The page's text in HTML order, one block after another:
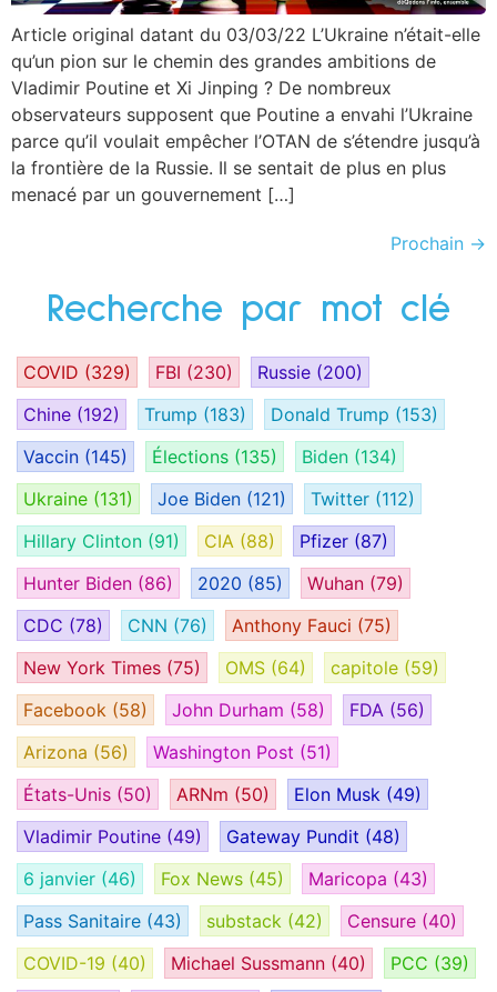
Article original datant du 03/03/22 L’Ukraine n’était-elle
qu’un pion sur le chemin des grandes ambitions de
Vladimir Poutine et Xi Jinping ? De nombreux
observateurs supposent que Poutine a envahi l’Ukraine
parce qu’il voulait empêcher l’OTAN de s’étendre jusqu’à
la frontière de la Russie. Il se sentait de plus en plus
menacé par un gouvernement […]
Prochain →
Recherche par mot clé
COVID (329) FBI (230) Russie (200)
Chine (192) Trump (183) Donald Trump (153)
Vaccin (145) Élections (135) Biden (134)
Ukraine (131) Joe Biden (121) Twitter (112)
Hillary Clinton (91) CIA (88) Pfizer (87)
Hunter Biden (86) 2020 (85) Wuhan (79)
CDC (78) CNN (76) Anthony Fauci (75)
New York Times (75) OMS (64) capitole (59)
Facebook (58) John Durham (58) FDA (56)
Arizona (56) Washington Post (51)
États-Unis (50) ARNm (50) Elon Musk (49)
Vladimir Poutine (49) Gateway Pundit (48)
6 janvier (46) Fox News (45) Maricopa (43)
Pass Sanitaire (43) substack (42) Censure (40)
COVID-19 (40) Michael Sussmann (40) PCC (39)